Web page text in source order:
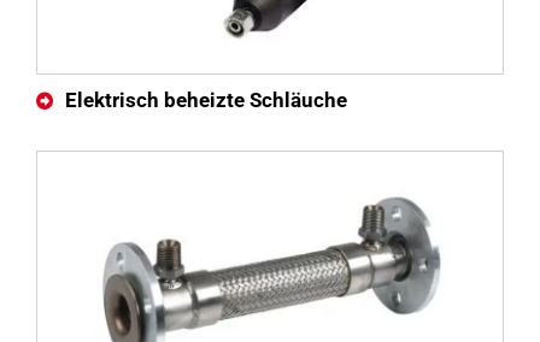
Elektrisch beheizte Schläuche